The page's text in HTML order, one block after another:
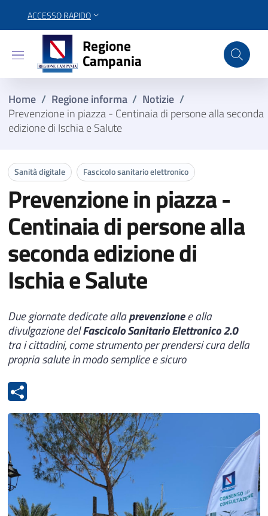
ACCESSO RAPIDO
Regione Campania
Regione
Campania
Home / Regione informa / Notizie /
Prevenzione in piazza - Centinaia di persone alla seconda
edizione di Ischia e Salute
Sanità digitale Fascicolo sanitario elettronico
Prevenzione in piazza -
Centinaia di persone alla
seconda edizione di
Ischia e Salute
Due giornate dedicate allaprevenzionee alla
divulgazione delFascicolo Sanitario Elettronico 2.0
tra i cittadini, come strumento per prendersi cura della
propria salute in modo semplice e sicuro